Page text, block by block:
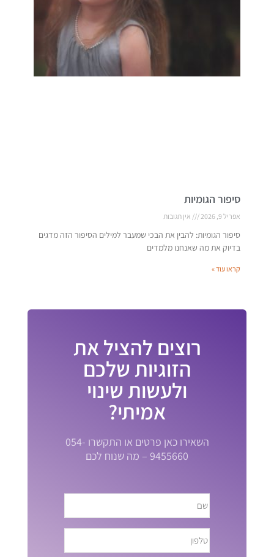
סיפור הגומיות
אפריל 9, 2026 אין תגובות
סיפור הגומיות: להבין את הבכי שמעבר למילים הסיפור הזה מדגים
בדיוק את מה שאנחנו מלמדים
קראו עוד »
רוצים להציל את
הזוגיות שלכם
ולעשות שינוי
אמיתי?
השאירו כאן פרטים או התקשרו 054-
9455660 – מה שנוח לכם